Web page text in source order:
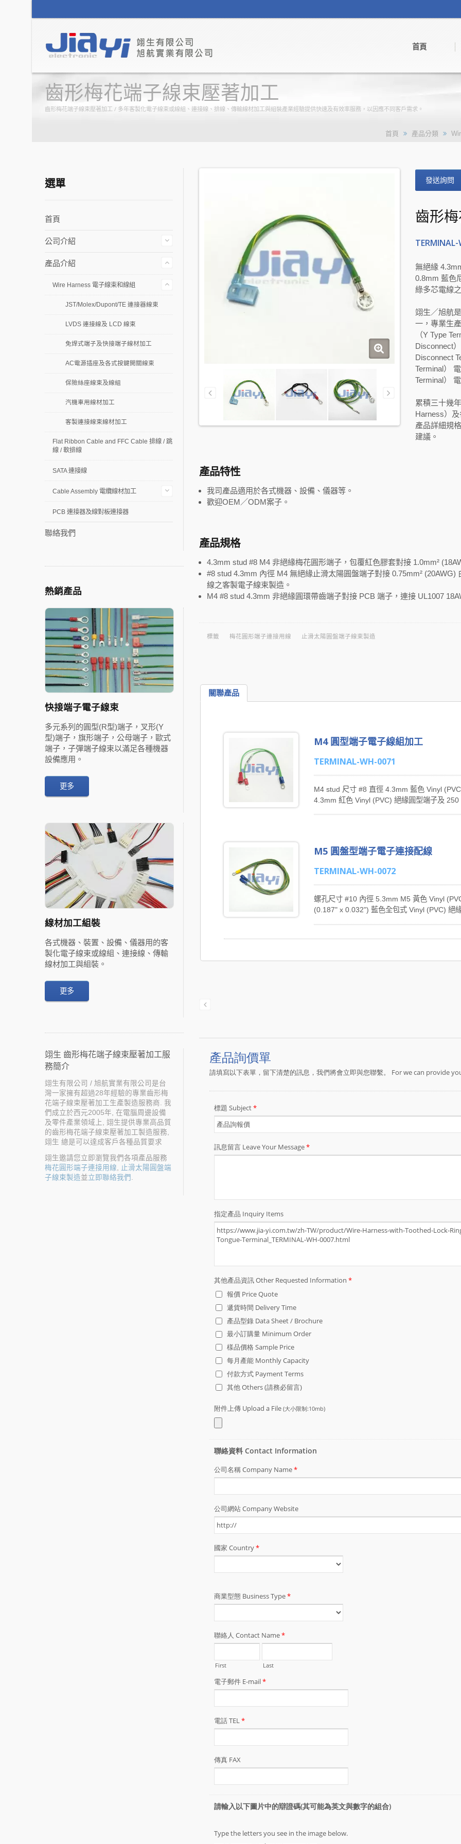
首頁
齒形梅花端子線束壓著加工
齒形梅花端子線束壓著加工 / 多年客製化電子線束或線組、連接線、排線、傳輸線材加工與組裝產業經驗提供快速及有效率服務，以因應不同客戶需求。
首頁 產品分類
選單
首頁
公司介紹
產品介紹
Wire Harness 電子線束和線組
JST/Molex/Dupont/TE 連接器線束
LVDS 連接線及 LCD 線束
免焊式端子及快接端子線材加工
AC電源插座及各式按鍵開關線束
保險絲座線束及線組
汽機車用線材加工
客製連接線束線材加工
Flat Ribbon Cable and FFC Cable 排線 / 跳
線 / 軟排線
SATA 連接線
Cable Assembly 電纜線材加工
PCB 連接器及線對板連接器
聯絡我們
熱銷產品
快接端子電子線束
多元系列的圓型(R型)端子，叉形(Y
型)端子，旗形端子，公母端子，歐式
端子，子彈端子線束以滿足各種機器
設備應用。
更多
線材加工組裝
各式機器、裝置、設備、儀器用的客
製化電子線束或線組、連接線、傳輸
線材加工與組裝。
更多
翊生 齒形梅花端子線束壓著加工服
務簡介
翊生有限公司 / 旭航實業有限公司是台
灣一家擁有超過28年經驗的專業齒形梅
花端子線束壓著加工生產製造服務商. 我
們成立於西元2005年, 在電腦周邊設備
及零件產業領域上, 翊生提供專業高品質
的齒形梅花端子線束壓著加工製造服務,
翊生 總是可以達成客戶各種品質要求
翊生邀請您立即瀏覽我們各項產品服務
梅花圓形端子連接用線
止滑太陽圓盤端
子線束製造並立即聯絡我們
發送詢問
齒形
無絕緣
0.8mm 藍色
綠多芯電線
翊生／旭航
一，專業生
（Y Type
Disconnect
Disconnect
Terminal）
Terminal）
累積三十幾
Harness）
產品詳細規
建議。
產品特性
我司產品適用於各式機器、設備、儀器等。
歡迎OEM／ODM案子。
產品規格
4.3mm stud #8 M4 非絕緣梅花圓形端子，包覆紅色膠套對接 1.0mm²
#8 stud 4.3mm 內徑 M4 無絕緣止滑太陽圓盤端子對接 0.75mm²
線之客製電子線束製造。
M4 #8 stud 4.3mm 非絕緣圓環帶齒端子對接 PCB 端子，連接 UL1007
標籤 梅花圓形端子連接用線 止滑太陽圓盤端子線束製造
關聯產品
M4 圓型端子電子線組加工
TERMINAL-WH-0071
M4 stud 尺寸 #8 直徑 4.3mm 藍色 Vinyl
4.3mm 紅色 Vinyl (PVC) 絕緣圓型端子及
母端子（187 Series Faston Female
業的製造商，從事各式電子產品、電腦、家
製化電子線材和線束（Wire Harness）、連
務。在台灣和中國東莞都設有工廠。多年來
動化、品質提升與產業升級的方向發展。
M5 圓盤型端子電子連接配線
TERMINAL-WH-0072
螺孔尺寸 #10 內徑 5.3mm M5 黃色 Vinyl
(0.187" x 0.032") 藍色全包式 Vinyl (PVC) 絕
Female Terminal） 線束加工裝配等。翊生